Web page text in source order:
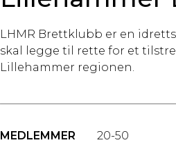
LHMR Brettklubb er en
skal legge til rette for et
Lillehammer regionen.
MEDLEMMER
20-50